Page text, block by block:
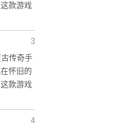
款游戏
3
传奇手
怀旧的
款游戏
4